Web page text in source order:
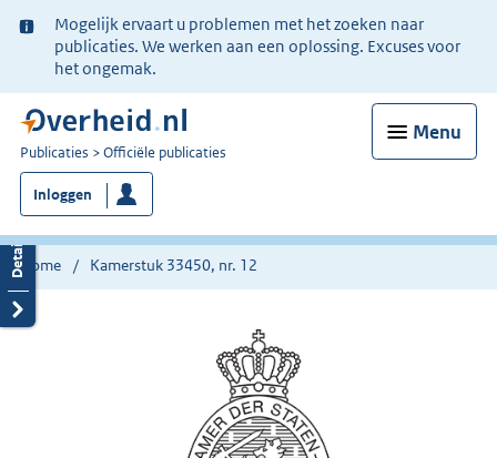
Ter
informatie:
Mogelijk ervaart u problemen met het zoeken naar
publicaties. We werken aan een oplossing. Excuses voor
het ongemak.
Menu
U
bent
nu
hier:
Publicaties Officiële publicaties
Inloggen
Home Kamerstuk 33450, nr. 12